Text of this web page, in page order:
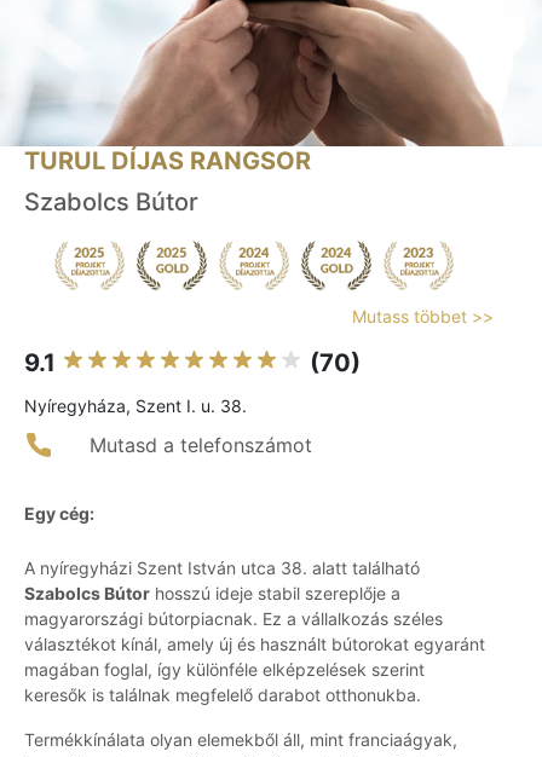
TURUL DÍJAS RANGSOR
Szabolcs Bútor
Mutass többet >>
9.1 (70)
Nyíregyháza, Szent I. u. 38.
Mutasd a telefonszámot
Egy cég:
A nyíregyházi Szent István utca 38. alatt található
Szabolcs Bútor hosszú ideje stabil szereplője a
magyarországi bútorpiacnak. Ez a vállalkozás széles
választékot kínál, amely új és használt bútorokat egyaránt
magában foglal, így különféle elképzelések szerint
keresők is találnak megfelelő darabot otthonukba.
Termékkínálata olyan elemekből áll, mint franciaágyak,